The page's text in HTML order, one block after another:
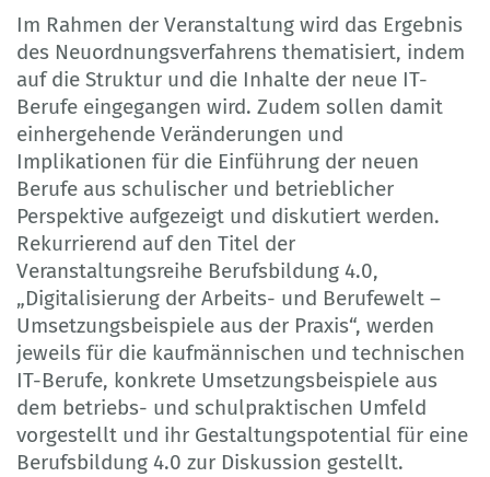
Im Rahmen der Veranstaltung wird das Ergebnis
des Neuordnungsverfahrens thematisiert, indem
auf die Struktur und die Inhalte der neue IT-
Berufe eingegangen wird. Zudem sollen damit
einhergehende Veränderungen und
Implikationen für die Einführung der neuen
Berufe aus schulischer und betrieblicher
Perspektive aufgezeigt und diskutiert werden.
Rekurrierend auf den Titel der
Veranstaltungsreihe Berufsbildung 4.0,
„Digitalisierung der Arbeits- und Berufewelt –
Umsetzungsbeispiele aus der Praxis“, werden
jeweils für die kaufmännischen und technischen
IT-Berufe, konkrete Umsetzungsbeispiele aus
dem betriebs- und schulpraktischen Umfeld
vorgestellt und ihr Gestaltungspotential für eine
Berufsbildung 4.0 zur Diskussion gestellt.